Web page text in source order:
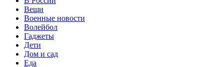
Вещи
Военные новости
Волейбол
Гаджеты
Дети
Дом и сад
Еда